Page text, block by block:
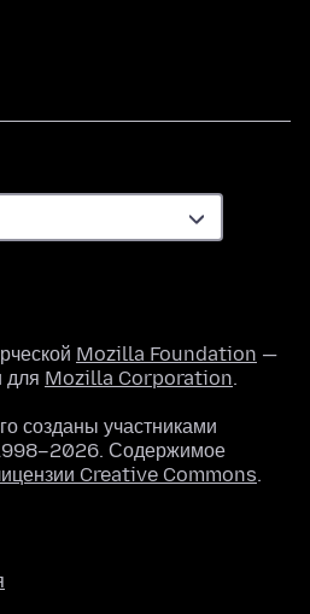
Mozilla Foundation —
для Mozilla Corporation.
созданы участниками
Содержимое
Creative Commons.